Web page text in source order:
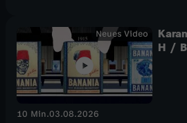
dauphinois. Und zum Schluss:
Neues Video
H /
10 Min.03.08.2026